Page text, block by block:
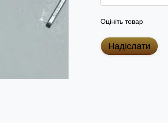
Оцініть товар
Надіслати